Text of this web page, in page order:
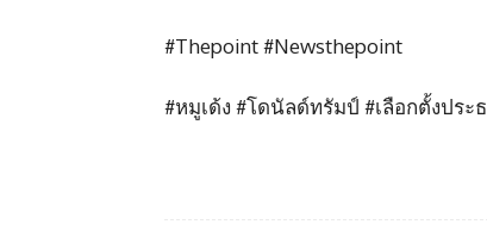
#Thepoint #Newsthepoint
#หมูเด้ง #โดนัลด์ทรัมป์ #เลือกตั้งปร